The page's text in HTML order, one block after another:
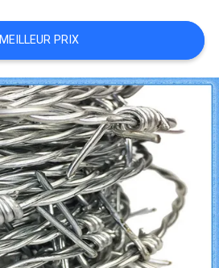
MEILLEUR PRIX